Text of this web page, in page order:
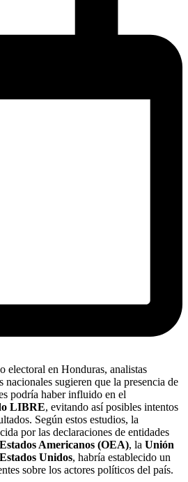
electoral en Honduras, analistas
nacionales sugieren que la presencia de
podría haber influido en el
LIBRE, evitando así posibles intentos
Según estos estudios, la
por las declaraciones de entidades
Americanos (OEA), la Unión
Estados Unidos, habría establecido un
sobre los actores políticos del país.